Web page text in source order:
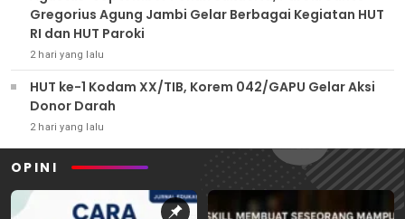
Gregorius Agung Jambi Gelar Berbagai Kegiatan HUT
RI dan HUT Paroki
2 hari yang lalu
HUT ke-1 Kodam XX/TIB, Korem 042/GAPU Gelar Aksi
Donor Darah
2 hari yang lalu
OPINI